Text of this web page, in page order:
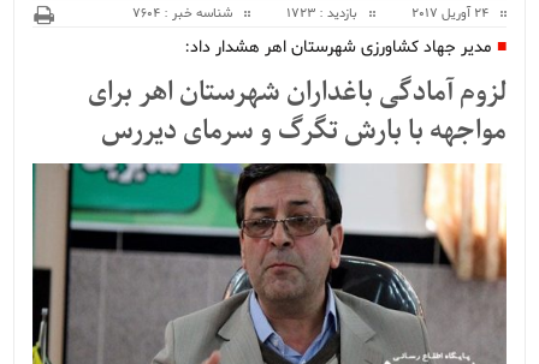
24 آوریل 2017
بازدید : 1723 شناسه خبر : 7604
مدیر جهاد کشاورزی شهرستان اهر هشدار داد:
لزوم آمادگی باغداران شهرستان اهر برای
مواجهه با بارش تگرگ و سرمای دیررس